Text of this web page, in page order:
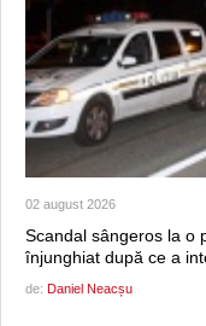
02 august 2026
Scandal sângeros la o
înjunghiat după ce a
de: Daniel Neacșu